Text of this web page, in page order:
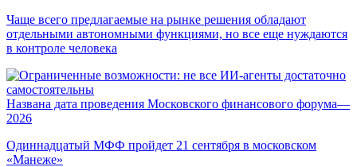
Чаще всего предлагаемые на рынке решения обладают
отдельными автономными функциями, но все еще нуждаются
в контроле человека
Названа дата проведения Московского финансового форума—
2026
Одиннадцатый МФФ пройдет 21 сентября в московском
«Манеже»